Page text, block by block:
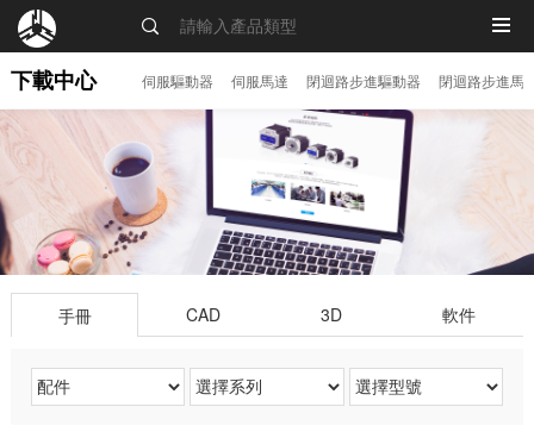
MENU
下載中心 伺服驅動器 伺服馬達 閉迴路步進驅動器 閉迴路步進馬
手冊 CAD 3D 軟件